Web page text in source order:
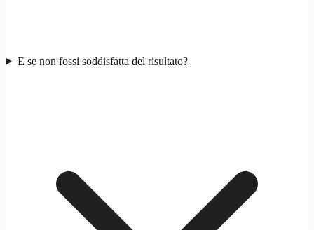
E se non fossi soddisfatta del risultato?